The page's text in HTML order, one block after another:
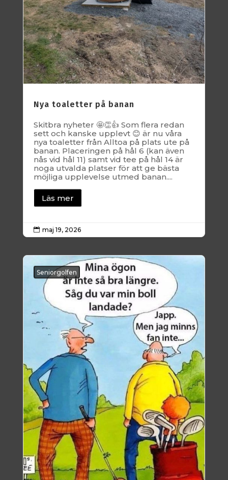
Nya toaletter på banan
Skitbra nyheter 🤩👏👍 Som flera redan
sett och kanske upplevt 😊 är nu våra
nya toaletter från Alltoa på plats ute på
banan. Placeringen på hål 6 (kan även
nås vid hål 11) samt vid tee på hål 14 är
noga utvalda platser för att ge bästa
möjliga upplevelse utmed banan....
Läs mer
 maj 19, 2026
Seniorgolfen